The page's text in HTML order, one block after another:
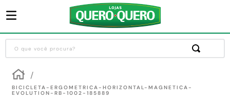
O que você procura?
BICICLETA-ERGOMETRICA-HORIZONTAL-MAGNETICA-
EVOLUTION-RB-1002-185889
Termos mais buscados
º guarda roupa